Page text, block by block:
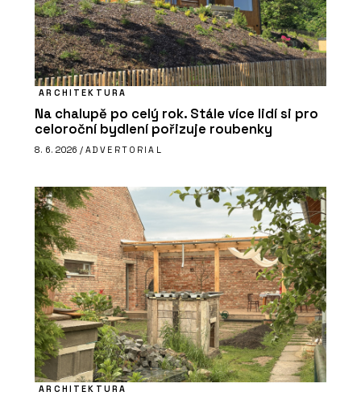
ARCHITEKTURA
Na chalupě po celý rok. Stále více lidí si pro
celoroční bydlení pořizuje roubenky
8. 6. 2026 / ADVERTORIAL
ARCHITEKTURA